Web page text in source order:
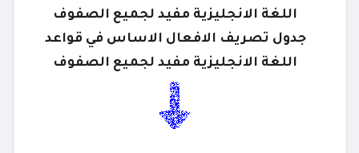
اللغة الانجليزية مفيد لجميع الصفوف
جدول تصريف الافعال الاساس في قواعد
اللغة الانجليزية مفيد لجميع الصفوف